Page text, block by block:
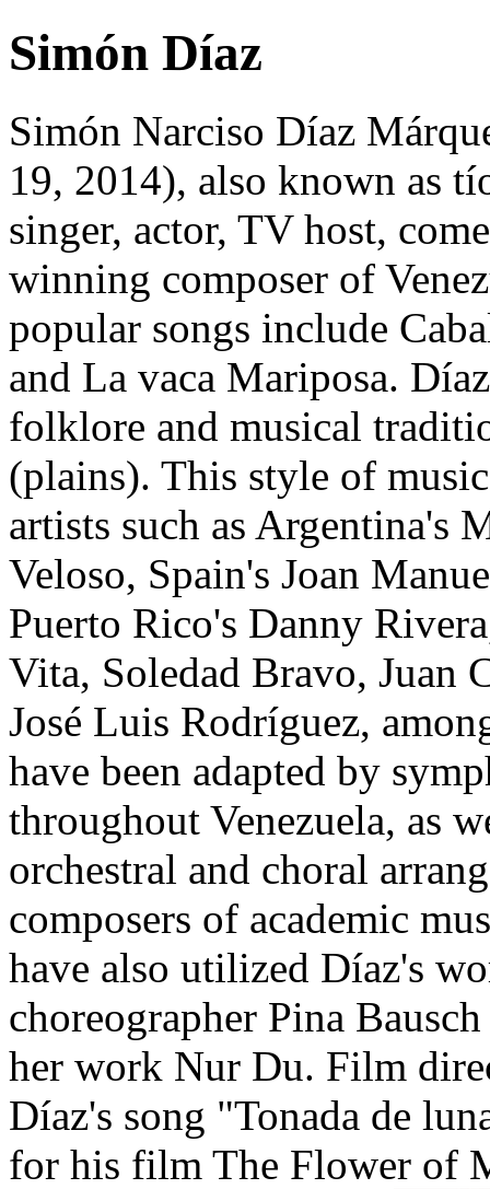
Simón Díaz
Simón Narciso Díaz
19, 2014), also known as
singer, actor, TV host,
winning composer of
popular songs include
and La vaca Mariposa.
folklore and musical
(plains). This style of
artists such as Argentina's
Veloso, Spain's Joan
Puerto Rico's Danny
Vita, Soledad Bravo, Juan
José Luis Rodríguez,
have been adapted by
throughout Venezuela, as
orchestral and choral
composers of academic
have also utilized Díaz's
choreographer Pina
her work Nur Du. Film
Díaz's song "Tonada de
for his film The Flower of